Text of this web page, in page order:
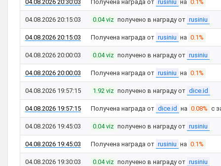
04.08.2026 20:30:03 Получена награда от rusiniu на 0.1%
04.08.2026 20:15:03 0.04 viz получено в награду от rusiniu
04.08.2026 20:15:03 Получена награда от rusiniu на 0.1%
04.08.2026 20:00:03 0.04 viz получено в награду от rusiniu
04.08.2026 20:00:03 Получена награда от rusiniu на 0.1%
04.08.2026 19:57:15 1.92 viz получено в награду от dice.id
04.08.2026 19:57:15 Получена награда от dice.id на 0.08% с
04.08.2026 19:45:03 0.04 viz получено в награду от rusiniu
04.08.2026 19:45:03 Получена награда от rusiniu на 0.1%
04.08.2026 19:30:03 0.04 viz получено в награду от rusiniu